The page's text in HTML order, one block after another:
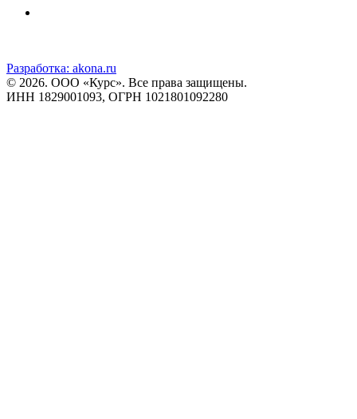
Разработка: akona.ru
© 2026. ООО «Курс». Все права защищены.
ИНН 1829001093, ОГРН 1021801092280